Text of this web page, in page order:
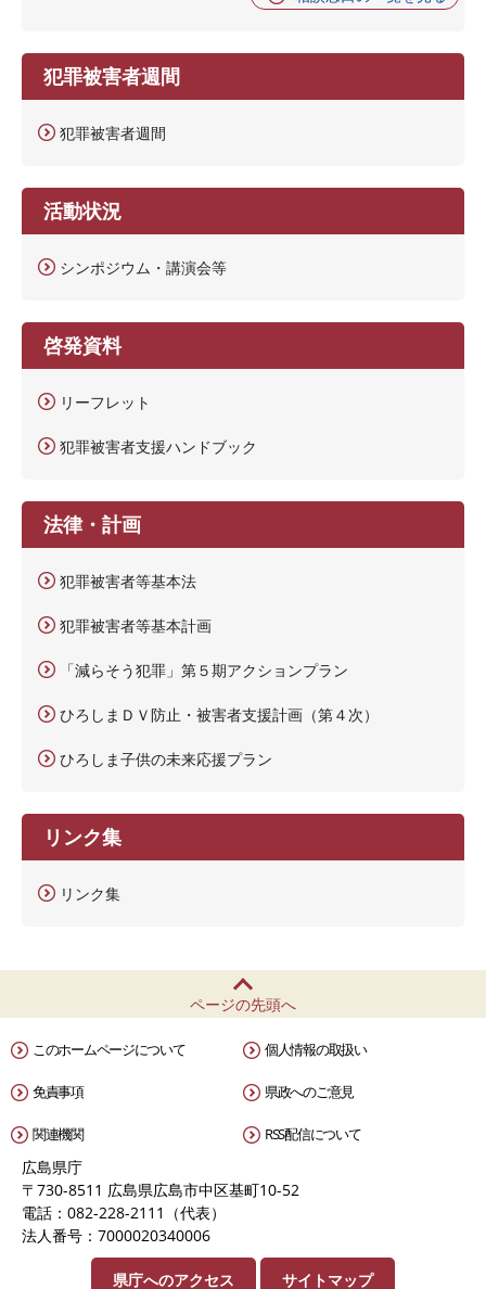
犯罪被害者週間
犯罪被害者週間
活動状況
シンポジウム・講演会等
啓発資料
リーフレット
犯罪被害者支援ハンドブック
法律・計画
犯罪被害者等基本法
犯罪被害者等基本計画
「減らそう犯罪」第５期アクションプラン
ひろしまＤＶ防止・被害者支援計画（第４次）
ひろしま子供の未来応援プラン
リンク集
リンク集
ページの先頭へ
このホームページについて 個人情報の取扱い
免責事項 県政へのご意見
関連機関 RSS配信について
広島県庁
〒730-8511 広島県広島市中区基町10-52
電話：082-228-2111（代表）
法人番号：7000020340006
県庁へのアクセス サイトマップ